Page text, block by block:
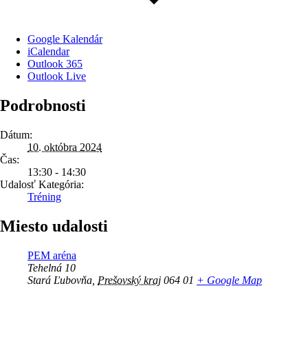
Google Kalendár
iCalendar
Outlook 365
Outlook Live
Podrobnosti
Dátum:
10. októbra 2024
Čas:
13:30 - 14:30
Udalosť Kategória:
Tréning
Miesto udalosti
PEM aréna
Tehelná 10
Stará Ľubovňa Prešovský kraj 064 01 + Google Map